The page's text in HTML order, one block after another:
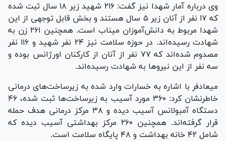
وی درباره آمار شهدا نیز گفت: ۲۱۶ شهید زیر ۱۸ سال ثبت شده
که ۱۷ نفر از آنان زیر ۵ سال هستند و بخش قابل توجهی از این
شهدا مربوط به دانش‌آموزان میناب است. همچنین ۲۶۱ زن به
شهادت رسیده‌اند. در حوزه سلامت نیز ۲۴ نفر شهید و ۱۱۶ نفر
مصدوم شده‌اند که ۷۷ نفر از آنان از کارکنان اورژانس بوده و
سه نفر از این نیرو‌ها به شهادت رسیده‌اند.
میعادفر با اشاره به خسارات وارد شده به زیرساخت‌های درمانی
خاطرنشان کرد: ۳۶۰ مورد آسیب به زیرساخت‌ها ثبت شده، ۴۶
دستگاه آمبولانس آسیب دیده و ۳۸ مرکز درمانی هدف حمله
قرار گرفته‌اند. همچنین ۲۶۰ مرکز بهداشتی آسیب دیده که
شامل ۴۲ خانه بهداشت و ۴۸ پایگاه سلامت است.